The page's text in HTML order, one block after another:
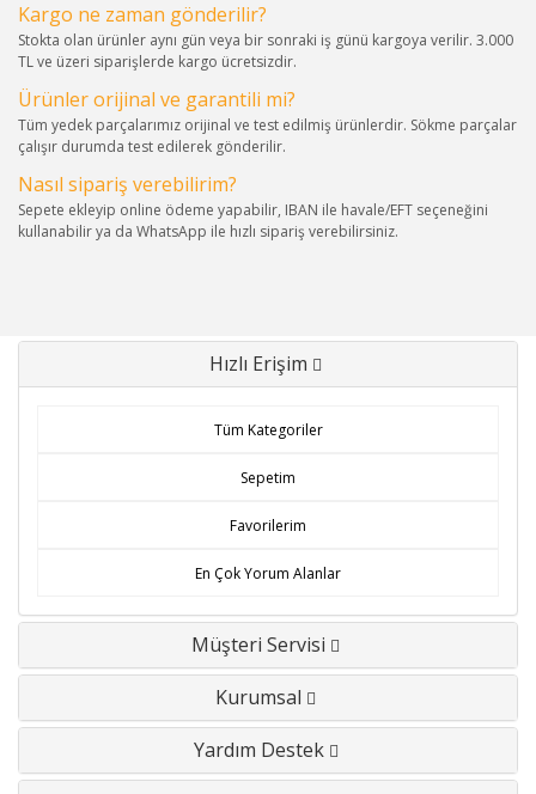
Kargo ne zaman gönderilir?
Stokta olan ürünler aynı gün veya bir sonraki iş günü kargoya verilir. 3.000
TL ve üzeri siparişlerde kargo ücretsizdir.
Ürünler orijinal ve garantili mi?
Tüm yedek parçalarımız orijinal ve test edilmiş ürünlerdir. Sökme parçalar
çalışır durumda test edilerek gönderilir.
Nasıl sipariş verebilirim?
Sepete ekleyip online ödeme yapabilir, IBAN ile havale/EFT seçeneğini
kullanabilir ya da WhatsApp ile hızlı sipariş verebilirsiniz.
Hızlı Erişim
Tüm Kategoriler
Sepetim
Favorilerim
En Çok Yorum Alanlar
Müşteri Servisi
Kurumsal
Yardım Destek